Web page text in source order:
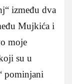
između dva
Mujkića i
moje
su u
pominjani